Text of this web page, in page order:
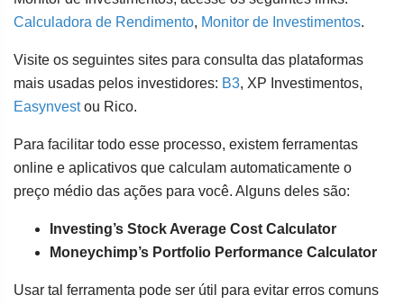
Calculadora de Rendimento, Monitor de Investimentos.
Visite os seguintes sites para consulta das plataformas
mais usadas pelos investidores: B3, XP Investimentos,
Easynvestou Rico.
Para facilitar todo esse processo, existem ferramentas
online e aplicativos que calculam automaticamente o
preço médio das ações para você. Alguns deles são:
Investing’s Stock Average Cost Calculator
Moneychimp’s Portfolio Performance Calculator
Usar tal ferramenta pode ser útil para evitar erros comuns